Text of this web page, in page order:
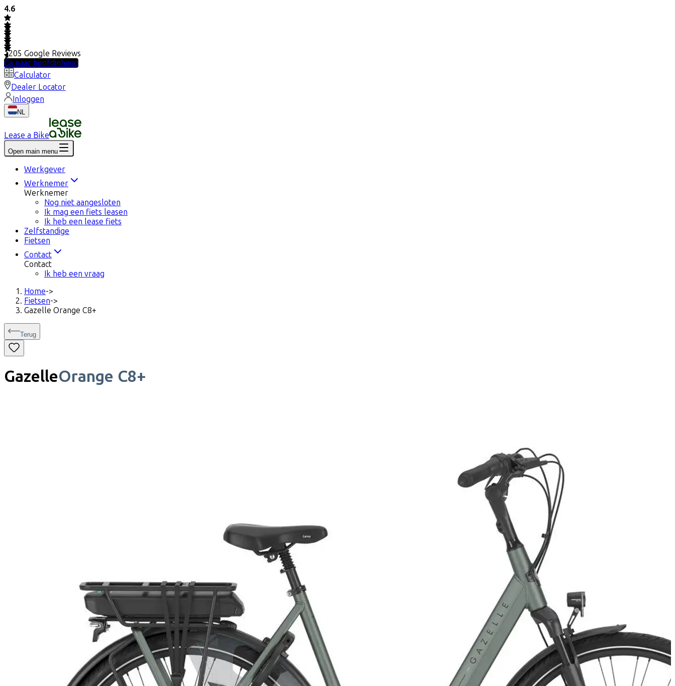
4.6
1205 Google Reviews
Ga naar hoofdinhoud
Calculator
Dealer Locator
Inloggen
NL
Lease a Bike
Open main menu
Werkgever
Werknemer
Werknemer
Nog niet aangesloten
Ik mag een fiets leasen
Ik heb een lease fiets
Zelfstandige
Fietsen
Contact
Contact
Ik heb een vraag
Home->
Fietsen->
Gazelle Orange C8+
Terug
GazelleOrange C8+